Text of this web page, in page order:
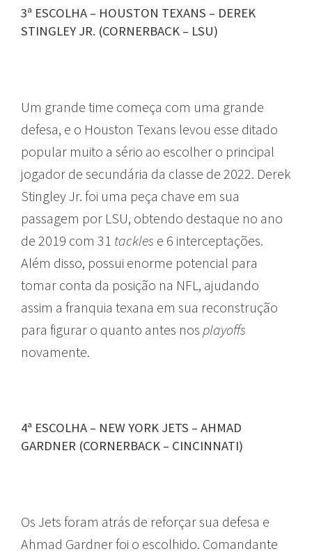
3ª ESCOLHA – HOUSTON TEXANS – DEREK
STINGLEY JR. (CORNERBACK – LSU)
Um grande time começa com uma grande
defesa, e o Houston Texans levou esse ditado
popular muito a sério ao escolher o principal
jogador de secundária da classe de 2022. Derek
Stingley Jr. foi uma peça chave em sua
passagem por LSU, obtendo destaque no ano
de 2019 com 31 tackles e 6 interceptações.
Além disso, possui enorme potencial para
tomar conta da posição na NFL, ajudando
assim a franquia texana em sua reconstrução
para figurar o quanto antes nos playoffs
novamente.
4ª ESCOLHA – NEW YORK JETS – AHMAD
GARDNER (CORNERBACK – CINCINNATI)
Os Jets foram atrás de reforçar sua defesa e
Ahmad Gardner foi o escolhido. Comandante